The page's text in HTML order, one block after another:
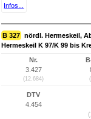
Infos...
B 327 nördl. Hermeskeil,
Hermeskeil K 97/K 99 bis
Nr.
3.427
(12.684)
DTV
4.454